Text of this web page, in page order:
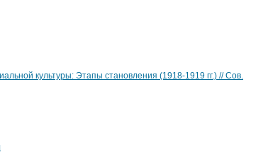
культуры: Этапы становления (1918-1919 гг.) // Сов.